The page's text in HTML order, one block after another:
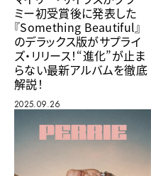
ミー初受賞後に発表した
『Something Beautiful』
のデラックス版がサプライ
ズ・リリース！“進化”が止ま
らない最新アルバムを徹底
解説！
2025.09.26